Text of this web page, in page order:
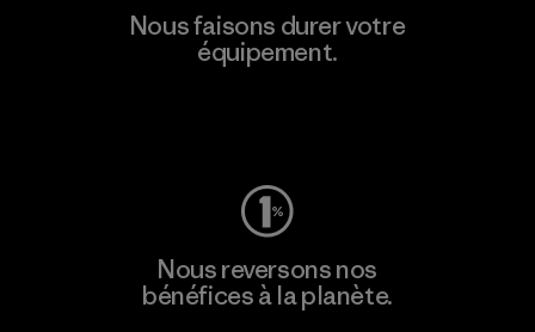
Nous faisons durer votre
équipement.
Nous reversons nos
bénéfices à la planète.